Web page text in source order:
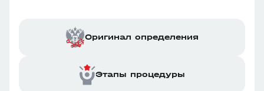
Оригинал определения
Этапы процедуры